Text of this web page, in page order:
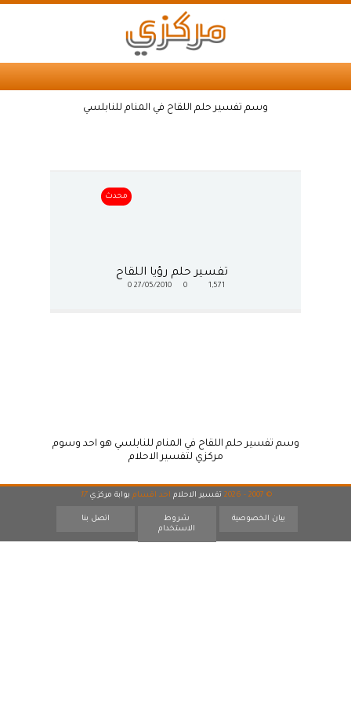
وسم تفسير حلم اللقاح في المنام للنابلسي
محدث
تفسير حلم رؤيا اللقاح
1,571
27/05/2010
0
وسم تفسير حلم اللقاح في المنام للنابلسي هو احد وسوم
مركزي لتفسير الاحلام
© 2007 - 2026 تفسير الاحلام احد اقسام بوابة مركزي 17
بيان الخصوصية
شروط
الاستخدام
اتصل بنا